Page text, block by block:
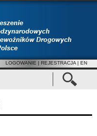
LOGOWANIE | REJESTRACJA | EN